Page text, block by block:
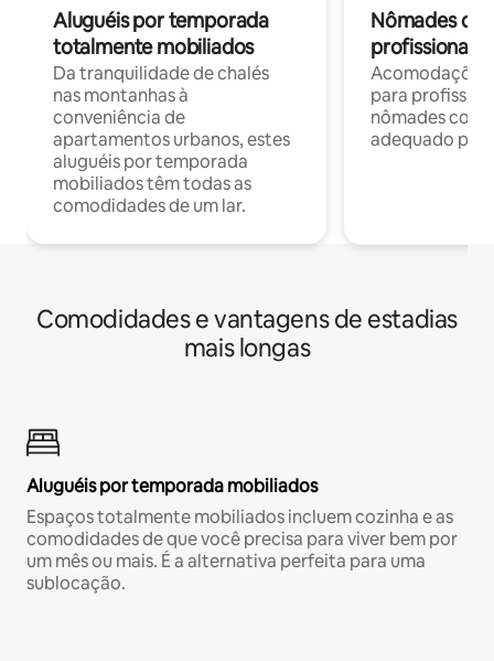
Aluguéis por temporada
totalmente mobiliados
Da tranquilidade de chalés
nas montanhas à
conveniência de
apartamentos urbanos, estes
aluguéis por temporada
mobiliados têm todas as
comodidades de um lar.
Nômades
profissionais
para
nômades com
adequado
Comodidades e vantagens de estadias
mais longas
Aluguéis por temporada mobiliados
Espaços totalmente mobiliados incluem cozinha e as
comodidades de que você precisa para viver bem por
um mês ou mais. É a alternativa perfeita para uma
sublocação.